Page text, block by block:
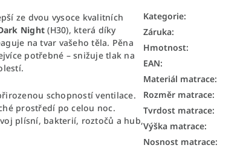
ze dvou vysoce kvalitních
Night (H30), která díky
na tvar vašeho těla. Pěna
potřebné – snižuje tlak na
schopností ventilace.
prostředí po celou noc.
plísní, bakterií, roztočů a hub,
Kategorie:
Záruka:
Hmotnost:
EAN:
Materiál matrace:
Rozměr matrace:
Tvrdost matrace:
Výška matrace:
Nosnost matrace: